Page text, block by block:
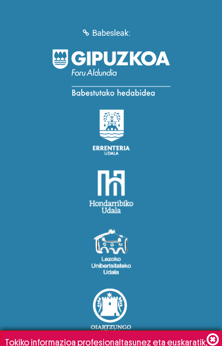
Babesleak:
Tokiko informazioa profesionaltasunez eta euskaratik,